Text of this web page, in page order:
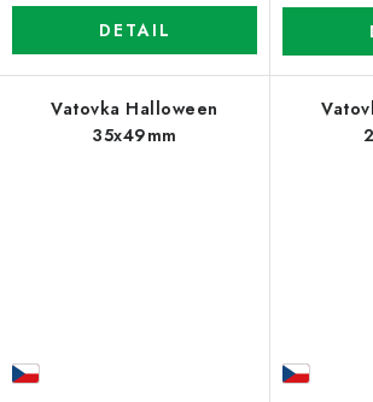
DETAIL
Vatovka Halloween
35x49mm